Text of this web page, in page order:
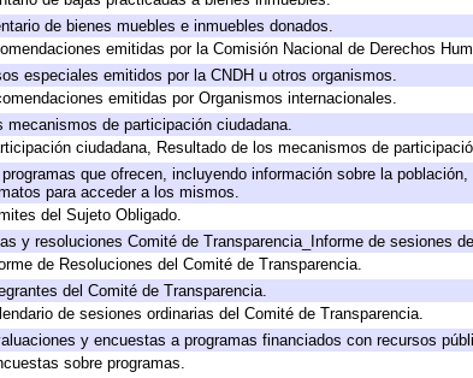
de bienes muebles e inmuebles donados.
emitidas por la Comisión Nacional de Derechos
especiales emitidos por la CNDH u otros organismos.
emitidas por Organismos internacionales.
mecanismos de participación ciudadana.
ciudadana, Resultado de los mecanismos de
que ofrecen, incluyendo información sobre la
para acceder a los mismos.
del Sujeto Obligado.
y resoluciones Comité de Transparencia_Informe de sesiones
de Resoluciones del Comité de Transparencia.
del Comité de Transparencia.
de sesiones ordinarias del Comité de Transparencia.
y encuestas a programas financiados con recursos
sobre programas.